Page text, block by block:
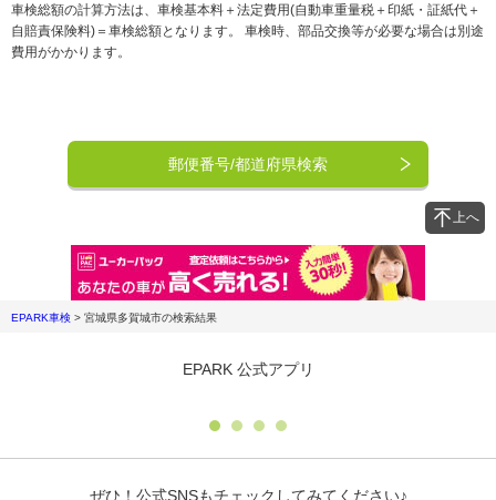
車検総額の計算方法は、車検基本料＋法定費用(自動車重量税＋印紙・証紙代＋
自賠責保険料)＝車検総額となります。 車検時、部品交換等が必要な場合は別途
費用がかかります。
郵便番号/都道府県検索
上へ
EPARK車検 > 宮城県多賀城市の検索結果